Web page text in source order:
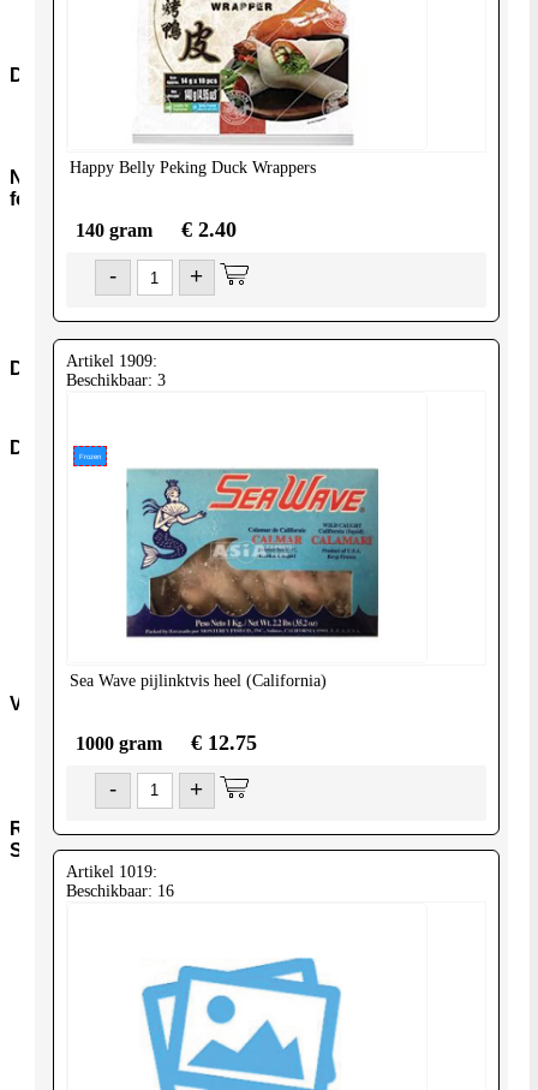
Dranken
Non-
food
Kookmiddelen
Nonfood-
Overig
Verzorging
Diversen
Diepvries
Groenten
Vers
Zuivel
Groenten
Regioniale-
Selecties
Turks-
Biologisch
Mediterraans
Happy Belly Peking Duck Wrappers
140 gram € 2.40
- +
Frozen
Artikel 1909:
Beschikbaar: 3
Sea Wave pijlinktvis heel (California)
1000 gram € 12.75
- +
Artikel 1019:
Beschikbaar: 16